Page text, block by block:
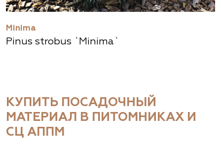
Minima
Pinus strobus `Minima`
КУПИТЬ ПОСАДОЧНЫЙ
МАТЕРИАЛ В ПИТОМНИКАХ И
СЦ АППМ